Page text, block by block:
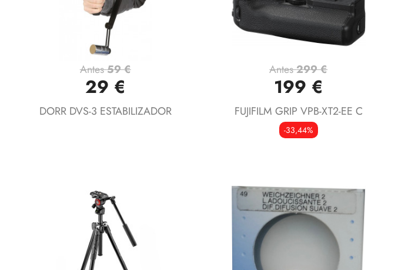
Vista rápida
Antes59 €
29 €
DORR DVS-3 ESTABILIZADOR
Vista rápida
Antes299 €
199 €
FUJIFILM GRIP VPB-XT2-EE C
-33,44%